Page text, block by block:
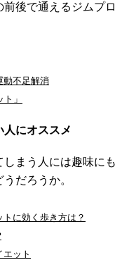
後で通えるジムプロ
動不足解消
」
人にオススメ
まう人には趣味にも
だろうか。
トに効く歩き方は？
ット